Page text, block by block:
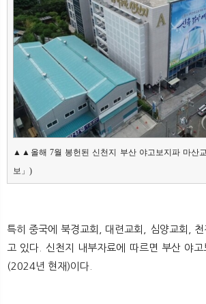
▲▲올해 7월 봉헌된 신천지 부산 야고보지파 마산
보」)
특히 중국에 북경교회, 대련교회, 심양교회,
고 있다. 신천지 내부자료에 따르면 부산 야
(2024년 현재)이다.